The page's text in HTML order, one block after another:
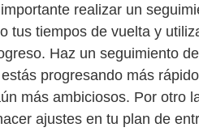
realizar un
tus tiempos de vuelta y
Haz un seguimiento
progresando más
más ambiciosos. Por otro
ajustes en tu plan de